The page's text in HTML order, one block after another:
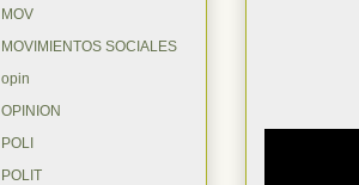
MOV
MOVIMIENTOS SOCIALES
opin
OPINION
POLI
POLIT